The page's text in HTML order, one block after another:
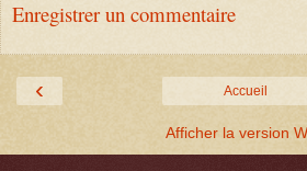
Enregistrer un commentaire
‹ Accueil
Afficher la version